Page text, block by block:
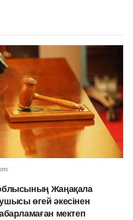
Жаңақала
өгей әкесінен
мектеп